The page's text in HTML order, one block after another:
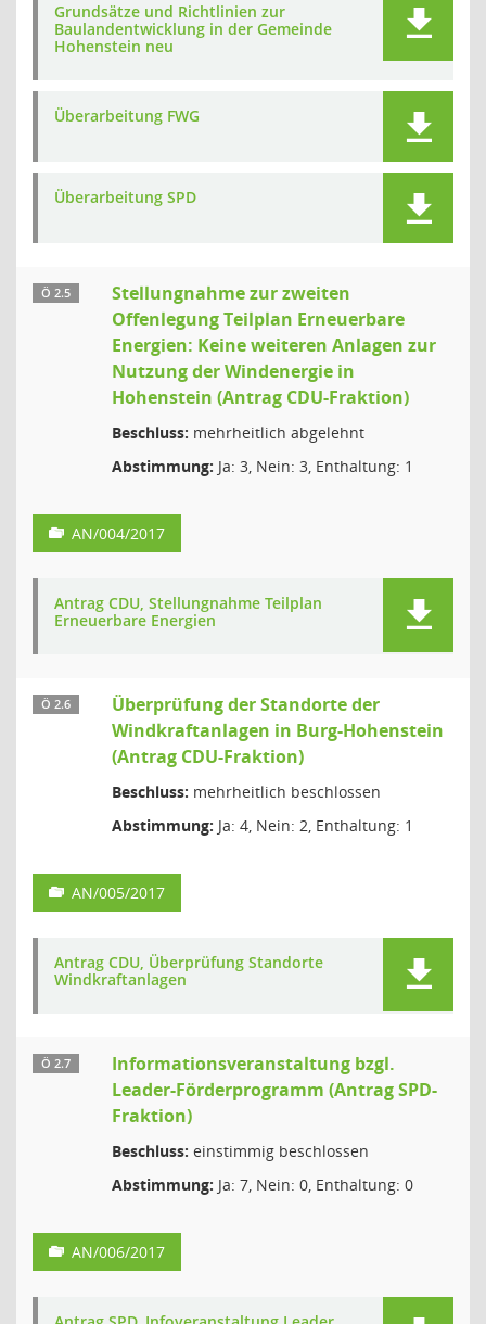
Grundsätze und Richtlinien zur
Baulandentwicklung in der Gemeinde
Hohenstein neu
Überarbeitung FWG
Überarbeitung SPD
Ö 2.5
Stellungnahme zur zweiten
Offenlegung Teilplan Erneuerbare
Energien: Keine weiteren Anlagen zur
Nutzung der Windenergie in
Hohenstein (Antrag CDU-Fraktion)
Beschluss: mehrheitlich abgelehnt
Abstimmung: Ja: 3, Nein: 3, Enthaltung: 1
AN/004/2017
Antrag CDU, Stellungnahme Teilplan
Erneuerbare Energien
Ö 2.6
Überprüfung der Standorte der
Windkraftanlagen in Burg-Hohenstein
(Antrag CDU-Fraktion)
Beschluss: mehrheitlich beschlossen
Abstimmung: Ja: 4, Nein: 2, Enthaltung: 1
AN/005/2017
Antrag CDU, Überprüfung Standorte
Windkraftanlagen
Ö 2.7
Informationsveranstaltung bzgl.
Leader-Förderprogramm (Antrag SPD-
Fraktion)
Beschluss: einstimmig beschlossen
Abstimmung: Ja: 7, Nein: 0, Enthaltung: 0
AN/006/2017